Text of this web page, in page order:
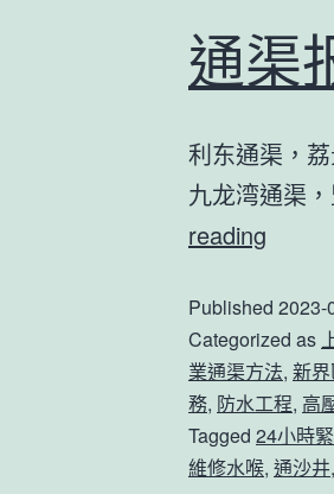
工
渠
使
法！
通渠
利东通渠，
九龙湾通渠
reading
报
价
通
渠
你
Published 2023-
Categorized as
業通渠方法, 新
務, 防水工程, 高
Tagged 24小時
維修水喉, 通沙井,